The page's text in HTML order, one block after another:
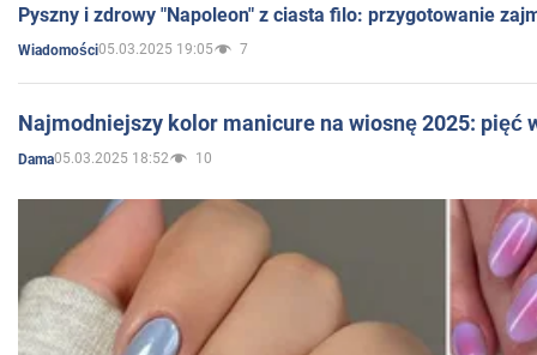
Pyszny i zdrowy "Napoleon" z ciasta filo: przygotowanie
Wiadomości05.03.2025 19:05 7
Najmodniejszy kolor manicure na wiosnę 2025: pięć
Dama05.03.2025 18:52 10